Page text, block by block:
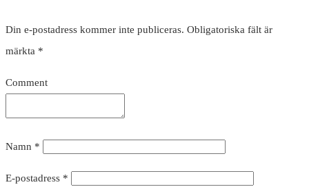
Din e-postadress kommer inte publiceras. Obligatoriska fält är
märkta *
Comment
Namn *
E-postadress *